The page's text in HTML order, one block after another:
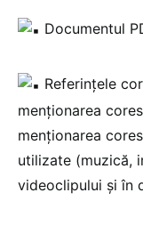
Documentul
Referințele
menționarea
menționarea
utilizate (muzică,
videoclipului și în